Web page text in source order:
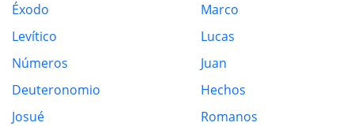
Éxodo
Levítico
Números
Deuteronomio
Josué
Marco
Lucas
Juan
Hechos
Romanos